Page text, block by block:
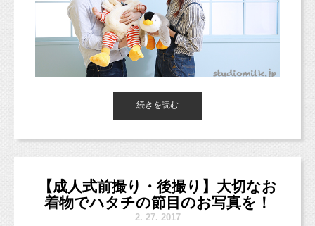
本日は仲良しファミリーのお写真をご紹介します♪
ご家族みんなで遊んでる姿って
普段なかなか撮れないお写真なのではないでしょうか？
普段は撮る側でツーショットが全然ない！という
パパママも多いのでは？(^ ^)
続きを読む
【成人式前撮り・後撮り】大切なお
着物でハタチの節目のお写真を！
2. 27. 2017